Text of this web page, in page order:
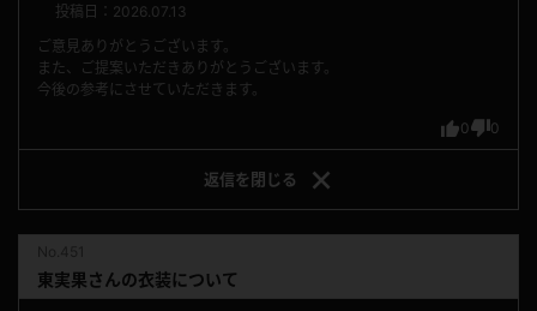
投稿日：2026.07.13
0 0
ご意見ありがとうございます。
また、ご提案いただきありがとうございます。
今後の参考にさせていただきます。
返信を 閉じる
東実果さんの衣装について